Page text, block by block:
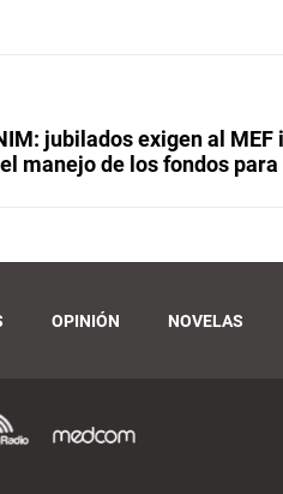
jubilados exigen al
manejo de los fondos para
OPINIÓN NOVELAS